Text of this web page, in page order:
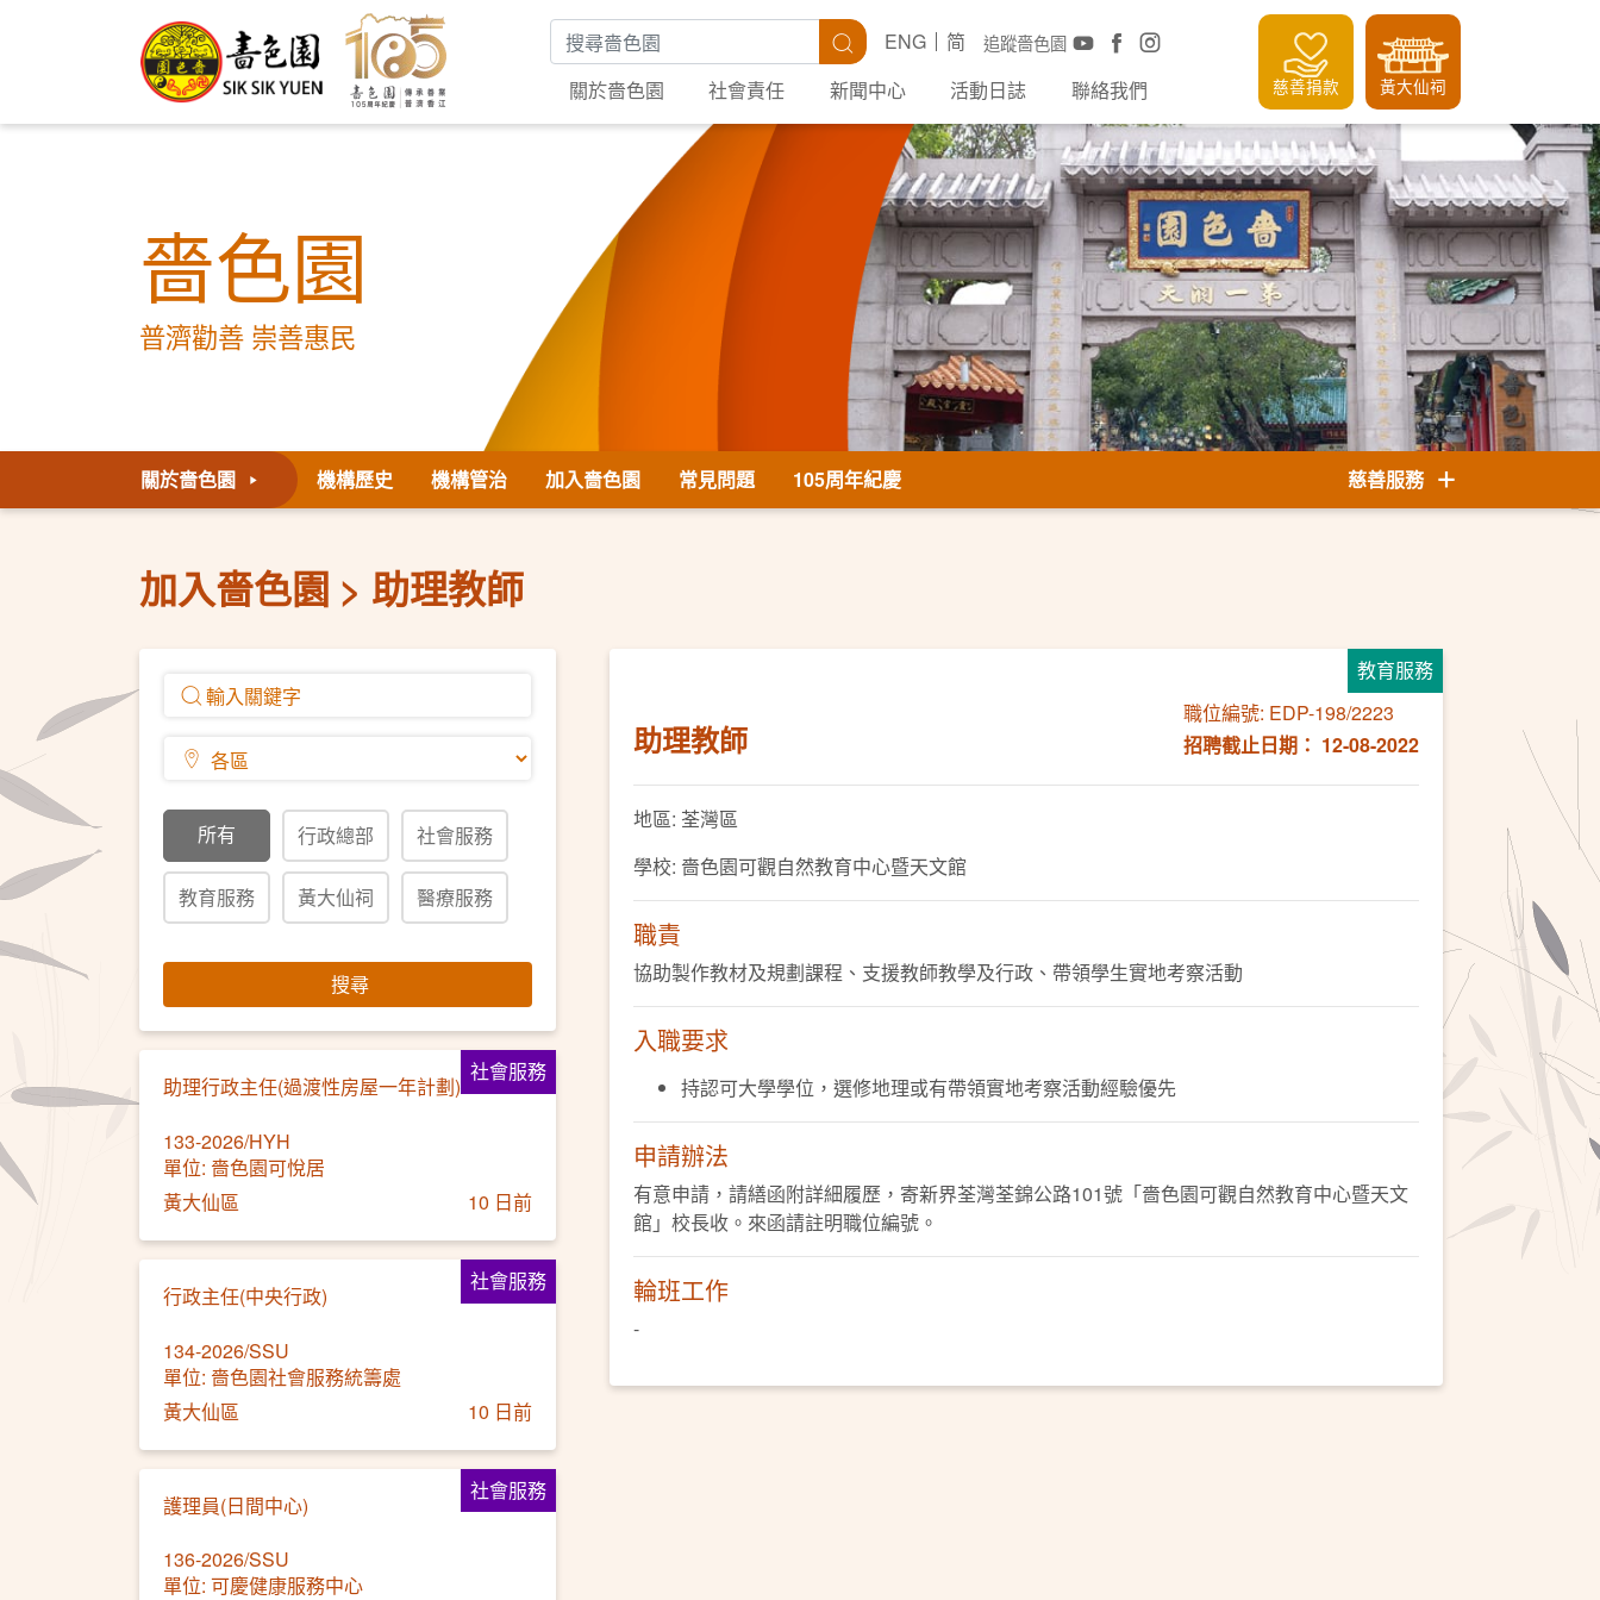
搜尋關鍵字 搜尋 追蹤嗇色園
ENG
简
關於嗇色園
社會責任 新聞中心 活動日誌 聯絡我們 慈善捐款 黃大仙祠
嗇色園
普濟勸善 崇善惠民
關於嗇色園 機構歷史 機構管治 加入嗇色園 常見問題 105周年紀慶 慈善服務
加入嗇色園 助理教師
所有 行政總部 社會服務
教育服務 黃大仙祠 醫療服務
搜尋
社會服務
助理行政主任(過渡性房屋一年計劃)
133-2026/HYH
單位: 嗇色園可悅居
黃大仙區
10 日前
社會服務
行政主任(中央行政)
134-2026/SSU
單位: 嗇色園社會服務統籌處
黃大仙區
10 日前
社會服務
護理員(日間中心)
136-2026/SSU
單位: 可慶健康服務中心
教育服務
助理教師
職位編號: EDP-198/2223
招聘截止日期： 12-08-2022
地區: 荃灣區
學校: 嗇色園可觀自然教育中心暨天文館
職責
協助製作教材及規劃課程、支援教師教學及行政、帶領學生實地考察活動
入職要求
持認可大學學位，選修地理或有帶領實地考察活動經驗優先
申請辦法
有意申請，請繕函附詳細履歷，寄新界荃灣荃錦公路101號「嗇色園可觀自然教育中心暨天文
館」校長收。來函請註明職位編號。
輪班工作
-